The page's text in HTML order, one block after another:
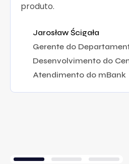
produto.
Jarosław Ścigała
Gerente do
Desenvolvimento do
Atendimento do mBank